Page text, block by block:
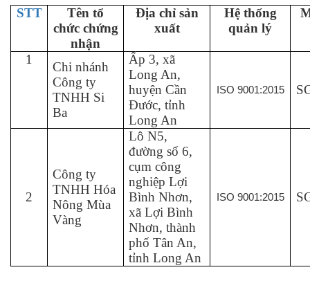
STT
Tên tổ
chức chứng
nhận
Địa chỉ sản
xuất
Hệ thống
quản lý
1
Chi nhánh
Công ty
TNHH Si
Ba
Ấp 3, xã
Long An,
huyện Cần
Đước, tỉnh
Long An
ISO 9001:2015
2
Công ty
TNHH Hóa
Nông Mùa
Vàng
Lô N5,
đường số 6,
cụm công
nghiệp Lợi
Bình Nhơn,
xã Lợi Bình
Nhơn, thành
phố Tân An,
tỉnh Long An
ISO 9001:2015